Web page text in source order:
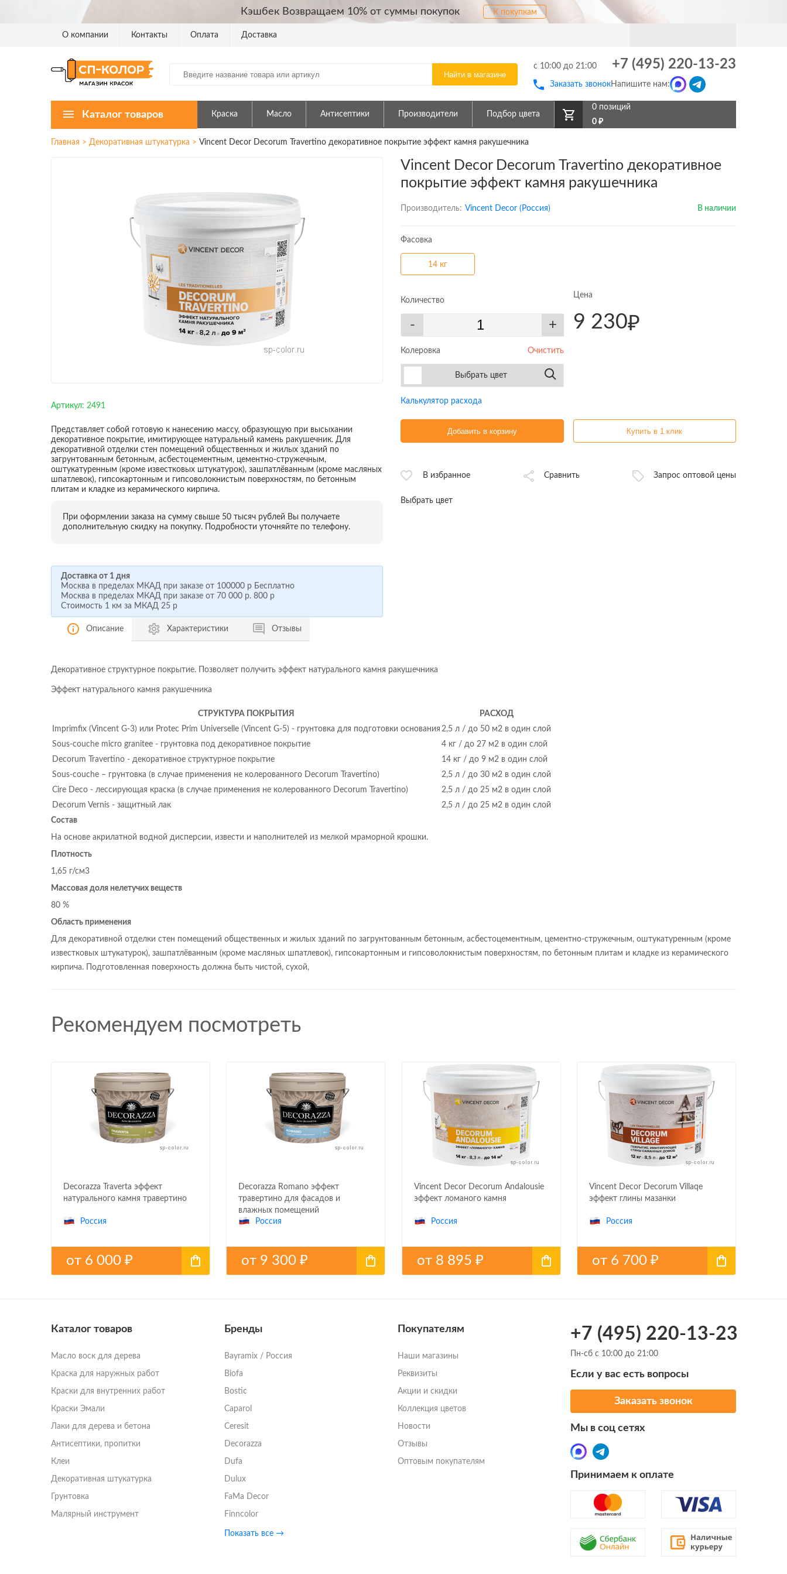
Кэшбек Возвращаем 10% от суммы покупок К покупкам
О компании Контакты Оплата Доставка
Найти в магазине
с 10:00 до 21:00 +7 (495) 220-13-23
Заказать звонокНапишите нам:
Каталог товаров Краска Масло Антисептики Производители Подбор цвета
0 позиций
0 ₽
Главная > Декоративная штукатурка > Vincent Decor Decorum Travertino декоративное покрытие эффект камня ракушечника
Артикул: 2491
Представляет собой готовую к нанесению массу, образующую при высыхании
декоративное покрытие, имитирующее натуральный камень ракушечник. Для
декоративной отделки стен помещений общественных и жилых зданий по
загрунтованным бетонным, асбестоцементным, цементно-стружечным,
оштукатуренным (кроме известковых штукатурок), зашпатлёванным (кроме масляных
шпатлевок), гипсокартонным и гипсоволокнистым поверхностям, по бетонным
плитам и кладке из керамического кирпича.
При оформлении заказа на сумму свыше 50 тысяч рублей Вы получаете
дополнительную скидку на покупку. Подробности уточняйте по телефону.
Доставка от 1 дня
Москва в пределах МКАД при заказе от 100000 р Бесплатно
Москва в пределах МКАД при заказе от 70 000 р. 800 р
Стоимость 1 км за МКАД 25 р
Vincent Decor Decorum Travertino декоративное
покрытие эффект камня ракушечника
Производитель: Vincent Decor (Россия) В наличии
Фасовка
14 кг
Количество
- +
Цена
9 230₽
Колеровка Очистить
Выбрать цвет
Калькулятор расхода
Добавить в корзину Купить в 1 клик
В избранное Сравнить Запрос оптовой цены
Выбрать цвет
Описание Характеристики Отзывы
Декоративное структурное покрытие. Позволяет получить эффект натурального камня ракушечника
Эффект натурального камня ракушечника
СТРУКТУРА ПОКРЫТИЯ
РАСХОД
Imprimfix (Vincent G-3) или Protec Prim Universelle (Vincent G-5) - грунтовка для подготовки основания 2,5 л / до 50 м2 в один слой
Sous-couche micro granitee - грунтовка под декоративное покрытие
4 кг / до 27 м2 в один слой
Decorum Travertino - декоративное структурное покрытие
14 кг / до 9 м2 в один слой
Sous-couche – грунтовка (в случае применения не колерованного Decorum Travertino)
2,5 л / до 30 м2 в один слой
Cire Deco - лессирующая краска (в случае применения не колерованного Decorum Travertino)
2,5 л / до 25 м2 в один слой
Decorum Vernis - защитный лак
2,5 л / до 25 м2 в один слой
Состав
На основе акрилатной водной дисперсии, извести и наполнителей из мелкой мраморной крошки.
Плотность
1,65 г/см3
Массовая доля нелетучих веществ
80 %
Область применения
Для декоративной отделки стен помещений общественных и жилых зданий по загрунтованным бетонным, асбестоцементным, цементно-стружечным, оштукатуренным (кроме
известковых штукатурок), зашпатлёванным (кроме масляных шпатлевок), гипсокартонным и гипсоволокнистым поверхностям, по бетонным плитам и кладке из керамического
кирпича. Подготовленная поверхность должна быть чистой, сухой,
Рекомендуем посмотреть
Decorazza Traverta эффект
натурального камня травертино
Россия
от 6 000 ₽
Decorazza Romano эффект
травертино для фасадов и
влажных помещений
Россия
от 9 300₽
Vincent Decor Decorum Andalousie
эффект ломаного камня
Россия
от 8 895 ₽
Vincent Decor Decorum Villaqe
эффект глины мазанки
Россия
от 6 700 ₽
Каталог товаров
Масло воск для дерева
Краска для наружных работ
Краски для внутренних работ
Краски Эмали
Лаки для дерева и бетона
Антисептики, пропитки
Клеи
Декоративная штукатурка
Грунтовка
Малярный инструмент
Бренды
Bayramix / Россия
Biofa
Bostic
Caparol
Ceresit
Decorazza
Dufa
Dulux
FaMa Dеcor
Finncolor
Показать все →
Покупателям
Наши магазины
Реквизиты
Акции и скидки
Коллекция цветов
Новости
Отзывы
Оптовым покупателям
+7 (495) 220-13-23
Пн-сб с 10:00 до 21:00
Если у вас есть вопросы
Заказать звонок
Мы в соц сетях
Принимаем к оплате